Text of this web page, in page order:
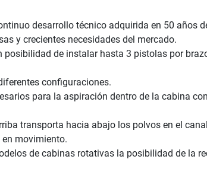
desarrollo técnico adquirida en 50 años
y crecientes necesidades del mercado.
de instalar hasta 3 pistolas por
configuraciones.
para la aspiración dentro de la cabina
transporta hacia abajo los polvos en el
movimiento.
de cabinas rotativas la posibilidad de la